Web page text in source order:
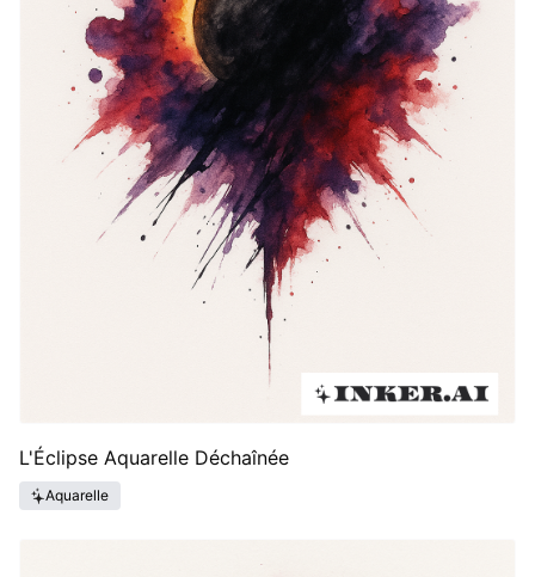
L'Éclipse Aquarelle Déchaînée
Aquarelle